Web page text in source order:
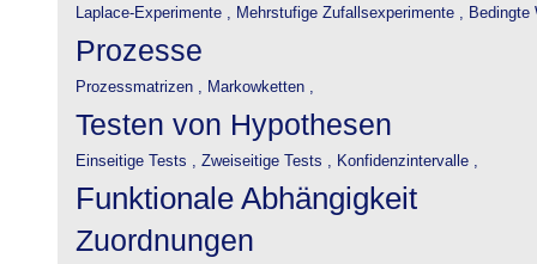
Laplace-Experimente , Mehrstufige Zufallsexperimente , Bedingte
Prozesse
Prozessmatrizen , Markowketten ,
Testen von Hypothesen
Einseitige Tests , Zweiseitige Tests , Konfidenzintervalle ,
Funktionale Abhängigkeit
Zuordnungen